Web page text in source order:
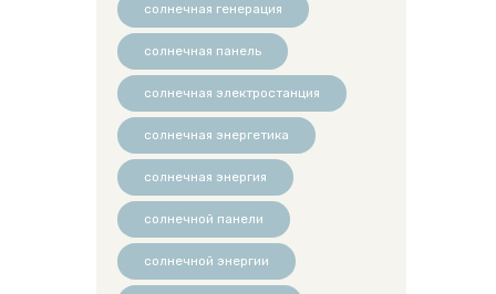
солнечная генерация
солнечная панель
солнечная электростанция
солнечная энергетика
солнечная энергия
солнечной панели
солнечной энергии